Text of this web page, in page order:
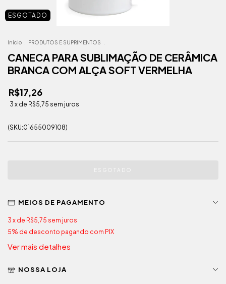
ESGOTADO
Início PRODUTOS E SUPRIMENTOS
CANECA PARA SUBLIMAÇÃO DE CERÂMICA
BRANCA COM ALÇA SOFT VERMELHA
R$17,26
3 x de R$5,75 sem juros
(SKU:01655009108)
MEIOS DE PAGAMENTO
3 x de R$5,75 sem juros
5% de desconto pagando com PIX
Ver mais detalhes
NOSSA LOJA